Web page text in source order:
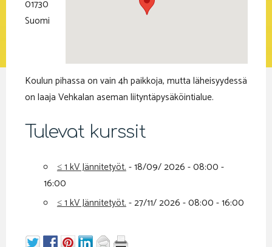
01730
Suomi
Koulun pihassa on vain 4h paikkoja, mutta läheisyydessä
on laaja Vehkalan aseman liityntäpysäköintialue.
Tulevat kurssit
≤ 1 kV Jännitetyöt.- 18/09/ 2026 - 08:00 -
16:00
≤ 1 kV Jännitetyöt.- 27/11/ 2026 - 08:00 - 16:00